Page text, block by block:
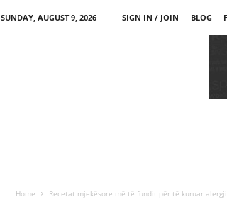
SUNDAY, AUGUST 9, 2026 SIGN IN / JOIN BLOG
Home Recetat mjekësore më të fundit për të kuruar